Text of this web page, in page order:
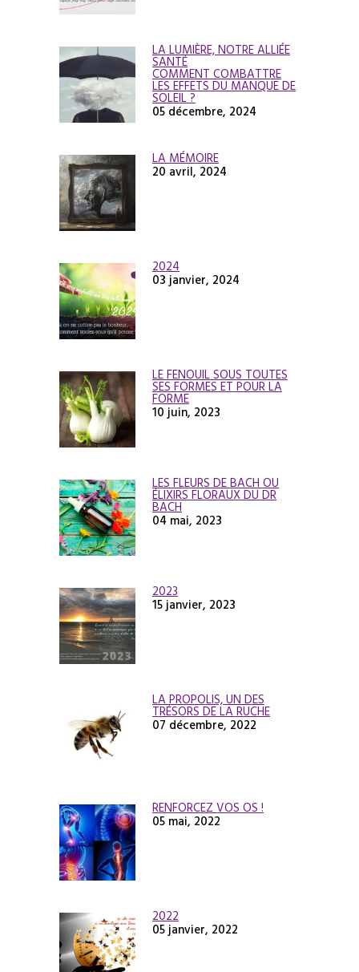
LA LUMIÈRE, NOTRE ALLIÉE
SANTÉ
COMMENT COMBATTRE
LES EFFETS DU MANQUE DE
SOLEIL ?
05 décembre, 2024
LA MÉMOIRE
20 avril, 2024
2024
03 janvier, 2024
LE FENOUIL SOUS TOUTES
SES FORMES ET POUR LA
FORME
10 juin, 2023
LES FLEURS DE BACH OU
ÉLIXIRS FLORAUX DU DR
BACH
04 mai, 2023
2023
15 janvier, 2023
LA PROPOLIS, UN DES
TRÉSORS DE LA RUCHE
07 décembre, 2022
RENFORCEZ VOS OS !
05 mai, 2022
2022
05 janvier, 2022